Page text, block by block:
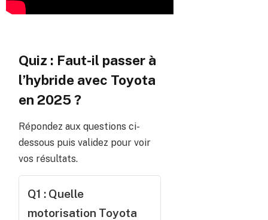
Quiz : Faut-il passer à
l’hybride avec Toyota
en 2025 ?
Répondez aux questions ci-
dessous puis validez pour voir
vos résultats.
Q1 : Quelle
motorisation Toyota